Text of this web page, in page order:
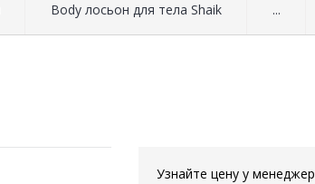
Body лосьон для тела Shaik ...
Узнайте цену у